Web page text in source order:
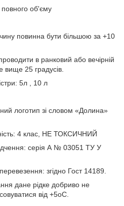
об'єму
повинна бути більшою за +10
в ранковий або вечірній
вище 25 градусів.
5л , 10 л
логотип зі словом «Долина»
4 клас, НЕ ТОКСИЧНИЙ
серія А № 03051 ТУ У
згідно Гост 14189.
дане рідке добриво не
від +5оС.